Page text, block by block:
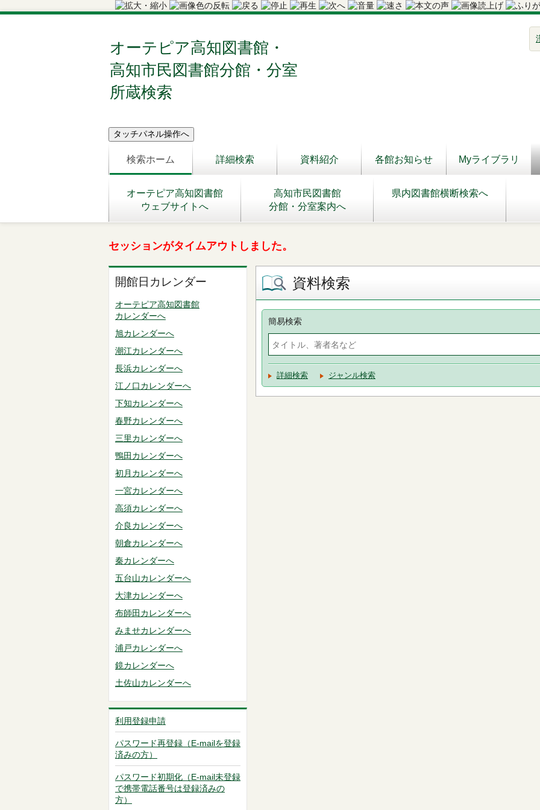
オーテピア高知図書館・
高知市民図書館分館・分室
所蔵検索
検索ホーム 詳細検索 資料紹介 各館お知らせ Myライブラリ
オーテピア高知図書館
ウェブサイトへ
高知市民図書館
分館・分室案内へ
県内図書館横断検索へ
セッションがタイムアウトしました。
開館日カレンダー
オーテピア高知図書館
カレンダーへ
旭カレンダーへ
潮江カレンダーへ
長浜カレンダーへ
江ノ口カレンダーへ
下知カレンダーへ
春野カレンダーへ
三里カレンダーへ
鴨田カレンダーへ
初月カレンダーへ
一宮カレンダーへ
高須カレンダーへ
介良カレンダーへ
朝倉カレンダーへ
秦カレンダーへ
五台山カレンダーへ
大津カレンダーへ
布師田カレンダーへ
みませカレンダーへ
浦戸カレンダーへ
鏡カレンダーへ
土佐山カレンダーへ
利用登録申請
パスワード再登録（E-mailを登録
済みの方）
パスワード初期化（E-mail未登録
で携帯電話番号は登録済みの
方）
資料検索
簡易検索
詳細検索 ジャンル検索